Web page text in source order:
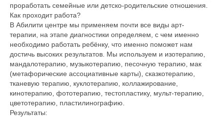
проработать семейные или детско-родительские отношения.
Как проходит работа?
В Абилити центре мы применяем почти все виды арт-
терапии, на этапе диагностики определяем, с чем именно
необходимо работать ребёнку, что именно поможет нам
достичь высоких результатов. Мы используем и изотерапию,
мандалотерапию, музыкотерапию, песочную терапию, мак
(метафорические ассоциативные карты), сказкотерапию,
тканевую терапию, куклотерапию, коллажирование,
кинотерапию, фототерапию, тестопластику, мульт-терапию,
цветотерапию, пластилинографию.
Результаты: